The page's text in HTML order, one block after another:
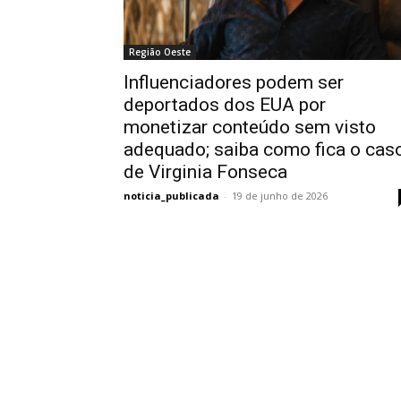
Região Oeste
Influenciadores podem ser
deportados dos EUA por
monetizar conteúdo sem visto
adequado; saiba como fica o
de Virginia Fonseca
noticia_publicada - 19 de junho de 2026